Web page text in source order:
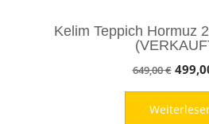
Kelim Teppich Hormuz
649,00€
Preis
war: